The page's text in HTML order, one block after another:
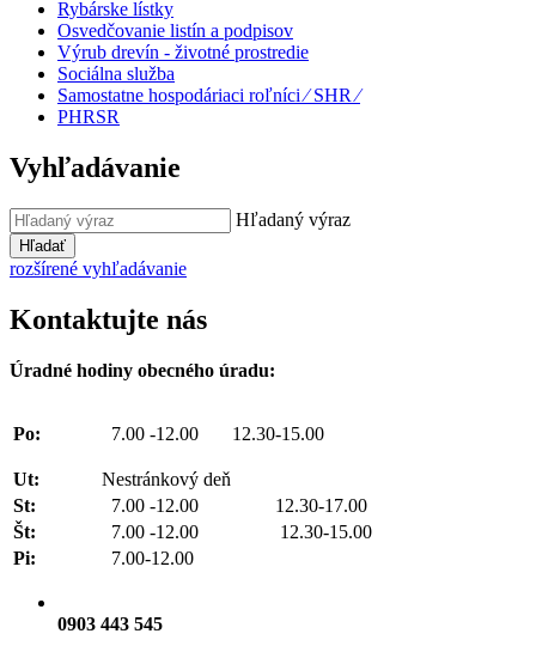
Rybárske lístky
Osvedčovanie listín a podpisov
Výrub drevín - životné prostredie
Sociálna služba
Samostatne hospodáriaci roľníci ⁄ SHR ⁄
PHRSR
Vyhľadávanie
Hľadaný výraz
Hľadať
rozšírené vyhľadávanie
Kontaktujte nás
Úradné hodiny obecného úradu:
Po: 7.00 -12.00 12.30-15.00
Ut:
Nestránkový deň
St:
7.00 -12.00 12.30-17.00
Št:
7.00 -12.00 12.30-15.00
Pi:
7.00-12.00
0903 443 545